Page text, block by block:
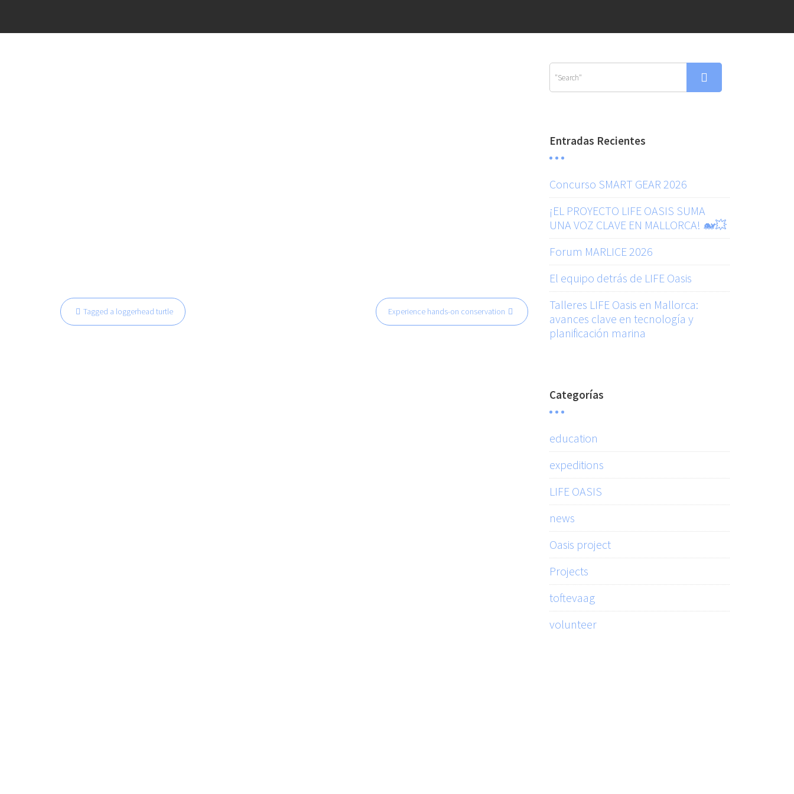
Navegación
de
Tagged a loggerhead turtle Experience hands-on conservation
Entradas Recientes
Concurso SMART GEAR 2026
¡EL PROYECTO LIFE OASIS SUMA
UNA VOZ CLAVE EN MALLORCA! 🐋💥
Forum MARLICE 2026
El equipo detrás de LIFE Oasis
Talleres LIFE Oasis en Mallorca:
avances clave en tecnología y
planificación marina
Categorías
education
expeditions
LIFE OASIS
news
Oasis project
Projects
toftevaag
volunteer